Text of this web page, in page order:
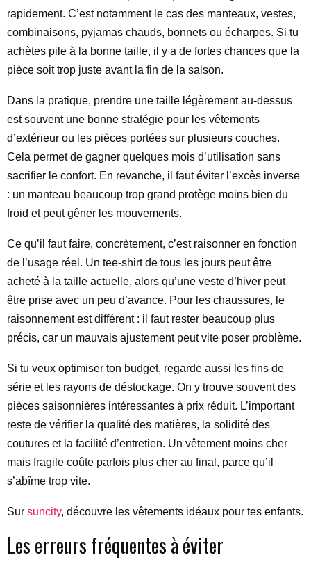
rapidement. C’est notamment le cas des manteaux, vestes,
combinaisons, pyjamas chauds, bonnets ou écharpes. Si tu
achètes pile à la bonne taille, il y a de fortes chances que la
pièce soit trop juste avant la fin de la saison.
Dans la pratique, prendre une taille légèrement au-dessus
est souvent une bonne stratégie pour les vêtements
d’extérieur ou les pièces portées sur plusieurs couches.
Cela permet de gagner quelques mois d’utilisation sans
sacrifier le confort. En revanche, il faut éviter l’excès inverse
: un manteau beaucoup trop grand protège moins bien du
froid et peut gêner les mouvements.
Ce qu’il faut faire, concrètement, c’est raisonner en fonction
de l’usage réel. Un tee-shirt de tous les jours peut être
acheté à la taille actuelle, alors qu’une veste d’hiver peut
être prise avec un peu d’avance. Pour les chaussures, le
raisonnement est différent : il faut rester beaucoup plus
précis, car un mauvais ajustement peut vite poser problème.
Si tu veux optimiser ton budget, regarde aussi les fins de
série et les rayons de déstockage. On y trouve souvent des
pièces saisonnières intéressantes à prix réduit. L’important
reste de vérifier la qualité des matières, la solidité des
coutures et la facilité d’entretien. Un vêtement moins cher
mais fragile coûte parfois plus cher au final, parce qu’il
s’abîme trop vite.
Sur suncity, découvre les vêtements idéaux pour tes enfants.
Les erreurs fréquentes à éviter